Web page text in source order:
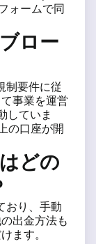
ォームで同
ロー
制要件に従
事業を運営
していま
の口座が開
どの
おり、手動
出金方法も
ます。